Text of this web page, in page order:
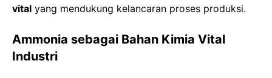
vital yang mendukung kelancaran proses produksi.
Ammonia sebagai Bahan Kimia Vital
Industri